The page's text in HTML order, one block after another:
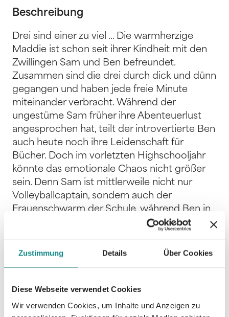
Zustimmung Details Über Cookies
Diese Webseite verwendet Cookies
Wir verwenden Cookies, um Inhalte und Anzeigen zu
Beschreibung
Drei sind einer zu viel ... Die warmherzige
Maddie ist schon seit ihrer Kindheit mit den
Zwillingen Sam und Ben befreundet.
Zusammen sind die drei durch dick und dünn
gegangen und haben jede freie Minute
miteinander verbracht. Während der
ungestüme Sam früher ihre Abenteuerlust
angesprochen hat, teilt der introvertierte Ben
auch heute noch ihre Leidenschaft für
Bücher. Doch im vorletzten Highschooljahr
könnte das emotionale Chaos nicht größer
sein. Denn Sam ist mittlerweile nicht nur
Volleyballcaptain, sondern auch der
Frauenschwarm der Schule, während Ben in
seinen Augen der totale Nerd ist. Und dann
Klamath High, die Maddie das Leben
öfter zwischen die Fronten zu geraten. Wird
ihre Freundschaft die Highschool überleben?